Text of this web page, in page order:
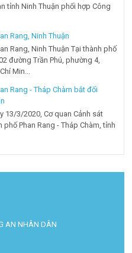
tỉnh Ninh Thuận phối hợp Công
Rang, Ninh Thuận
Rang, Ninh Thuận Tại thành phố
đường Trần Phú, phường 4,
Min...
Rang - Tháp Chàm bắt đối
13/3/2020, Cơ quan Cảnh sát
Phan Rang - Tháp Chàm, tỉnh
AN NHÂN DÂN